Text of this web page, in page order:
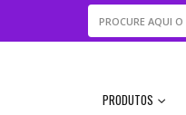
PRODUTOS